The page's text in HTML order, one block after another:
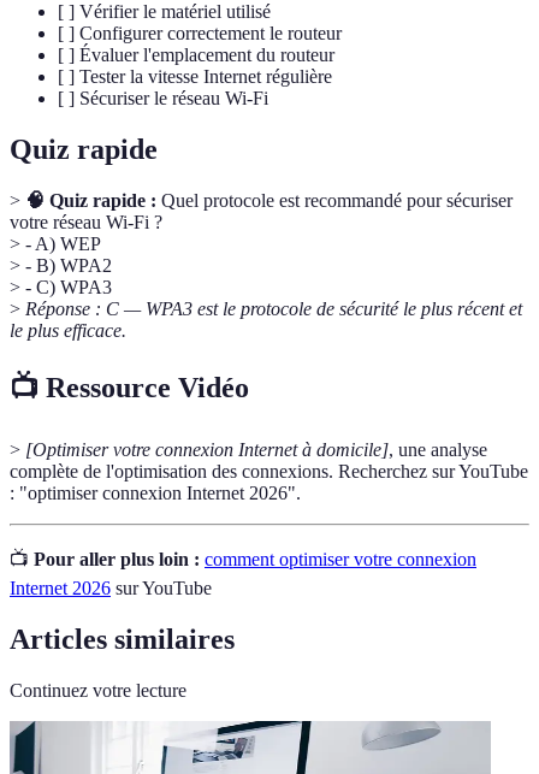
[ ] Vérifier le matériel utilisé
[ ] Configurer correctement le routeur
[ ] Évaluer l'emplacement du routeur
[ ] Tester la vitesse Internet régulière
[ ] Sécuriser le réseau Wi-Fi
Quiz rapide
> 🧠 Quiz rapide : Quel protocole est recommandé pour sécuriser
votre réseau Wi-Fi ?
> - A) WEP
> - B) WPA2
> - C) WPA3
> Réponse : C — WPA3 est le protocole de sécurité le plus récent et
le plus efficace.
📺 Ressource Vidéo
> [Optimiser votre connexion Internet à domicile], une analyse
complète de l'optimisation des connexions. Recherchez sur YouTube
: "optimiser connexion Internet 2026".
📺 Pour aller plus loin : comment optimiser votre connexion
Internet 2026 sur YouTube
Articles similaires
Continuez votre lecture